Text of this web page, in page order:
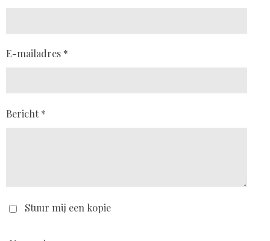
E-mailadres *
Bericht *
Stuur mij een kopie